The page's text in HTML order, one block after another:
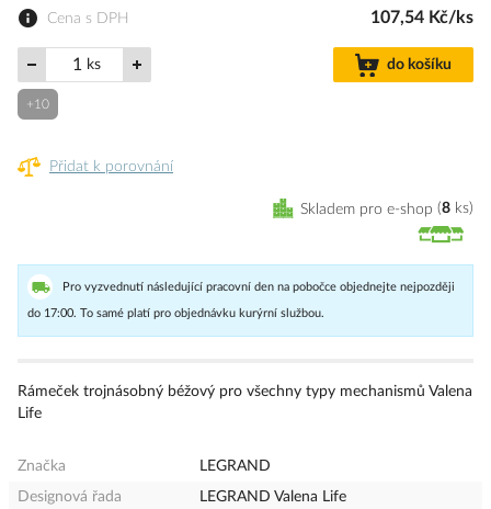
Cena s DPH 107,54 Kč/ks
ks do košíku
+10
Přidat k porovnání
Skladem pro e-shop 8 ks
Pro vyzvednutí následující pracovní den na pobočce objednejte nejpozději
do 17:00. To samé platí pro objednávku kurýrní službou.
Rámeček trojnásobný béžový pro všechny typy mechanismů Valena
Life
Značka
LEGRAND
Designová řada
LEGRAND Valena Life